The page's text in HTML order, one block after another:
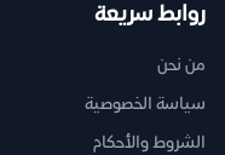
روابط سريعة
من نحن
سياسة الخصوصية
الشروط والأحكام